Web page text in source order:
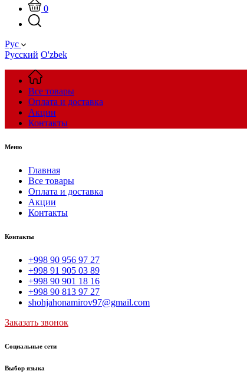
0
Рус
Русский O'zbek
Все товары
Оплата и доставка
Акции
Контакты
Меню
Главная
Все товары
Оплата и доставка
Акции
Контакты
Контакты
+998 90 956 97 27
+998 91 905 03 89
+998 90 901 18 16
+998 90 813 97 27
shohjahonamirov97@gmail.com
Заказать звонок
Социальные сети
Выбор языка